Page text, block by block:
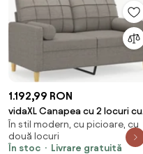
1.192,99 RON
vidaXL Canapea cu 2 locuri cu
pernuțe, gri taupe, 120 cm,
textil
În stil modern, cu picioare, cu
două locuri
În stoc
Livrare gratuită